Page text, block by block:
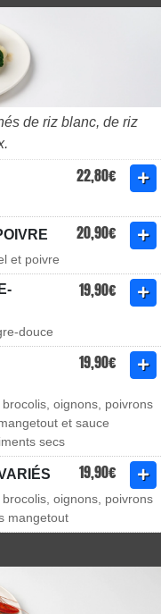
de riz blanc, de riz
22,80€
20,90€
et poivre
19,90€
douce
19,90€
oignons, poivrons
et sauce
secs
19,90€
oignons, poivrons
mangetout